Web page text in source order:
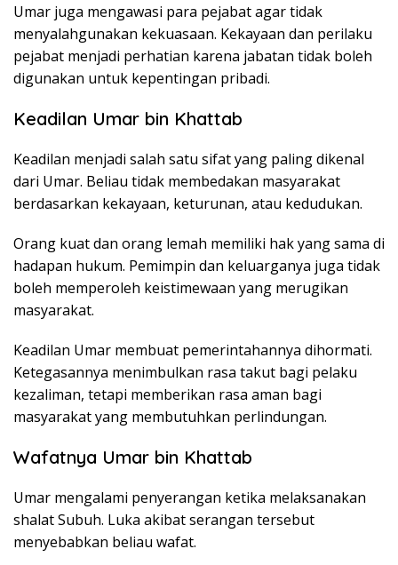
Umar juga mengawasi para pejabat agar tidak
menyalahgunakan kekuasaan. Kekayaan dan perilaku
pejabat menjadi perhatian karena jabatan tidak boleh
digunakan untuk kepentingan pribadi.
Keadilan Umar bin Khattab
Keadilan menjadi salah satu sifat yang paling dikenal
dari Umar. Beliau tidak membedakan masyarakat
berdasarkan kekayaan, keturunan, atau kedudukan.
Orang kuat dan orang lemah memiliki hak yang sama di
hadapan hukum. Pemimpin dan keluarganya juga tidak
boleh memperoleh keistimewaan yang merugikan
masyarakat.
Keadilan Umar membuat pemerintahannya dihormati.
Ketegasannya menimbulkan rasa takut bagi pelaku
kezaliman, tetapi memberikan rasa aman bagi
masyarakat yang membutuhkan perlindungan.
Wafatnya Umar bin Khattab
Umar mengalami penyerangan ketika melaksanakan
shalat Subuh. Luka akibat serangan tersebut
menyebabkan beliau wafat.